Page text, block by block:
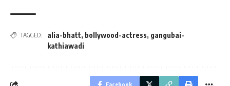
TAGGED: alia-bhatt, bollywood-actress, gangubai-
kathiawadi
Facebook